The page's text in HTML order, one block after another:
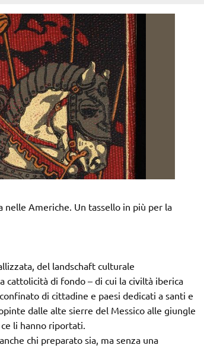
Americhe. Un tassello in più per la
del landschaft culturale
cattolicità di fondo – di cui la civiltà iberica
di cittadine e paesi dedicati a santi e
dalle alte sierre del Messico alle giungle
li hanno riportati.
chi preparato sia, ma senza una